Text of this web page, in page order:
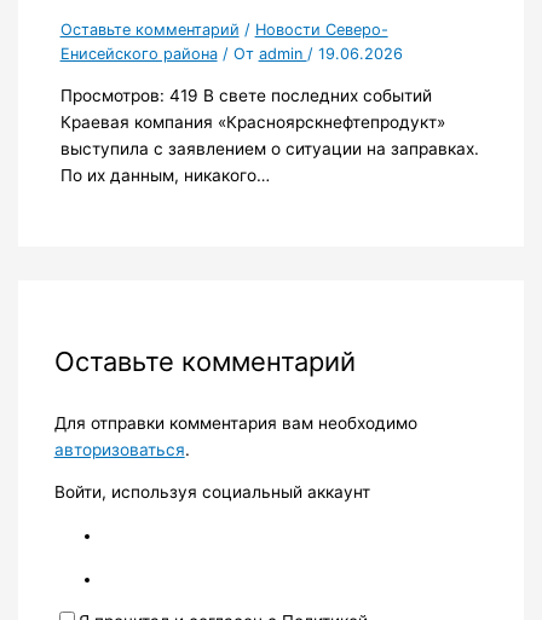
Оставьте комментарий / Новости Северо-
Енисейского района/ От admin / 19.06.2026
Просмотров: 419 В свете последних событий
Краевая компания «Красноярскнефтепродукт»
выступила с заявлением о ситуации на заправках.
По их данным, никакого…
Оставьте комментарий
Для отправки комментария вам необходимо
авторизоваться.
Войти, используя социальный аккаунт